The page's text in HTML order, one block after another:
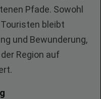
Pfade. Sowohl
bleibt
und Bewunderung,
Region auf